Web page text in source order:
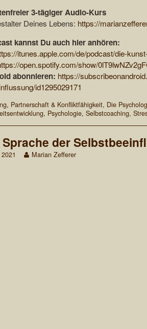
3-tägiger Audio-Kurs
Deines Lebens: https://
kannst Du auch hier anhören:
itunes.apple.com/de/podcast/die-
open.spotify.com/show/
abonnieren: https://
id1295029171
Partnerschaft & Konfliktfähigkeit, Die
, Psychologie, Selbstcoaching,
Sprache der
Read
Marian Zefferer